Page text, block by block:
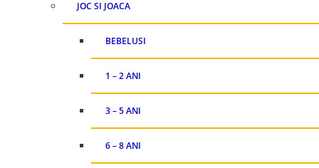
JOC SI JOACA
BEBELUSI
1 – 2 ANI
3 – 5 ANI
6 – 8 ANI